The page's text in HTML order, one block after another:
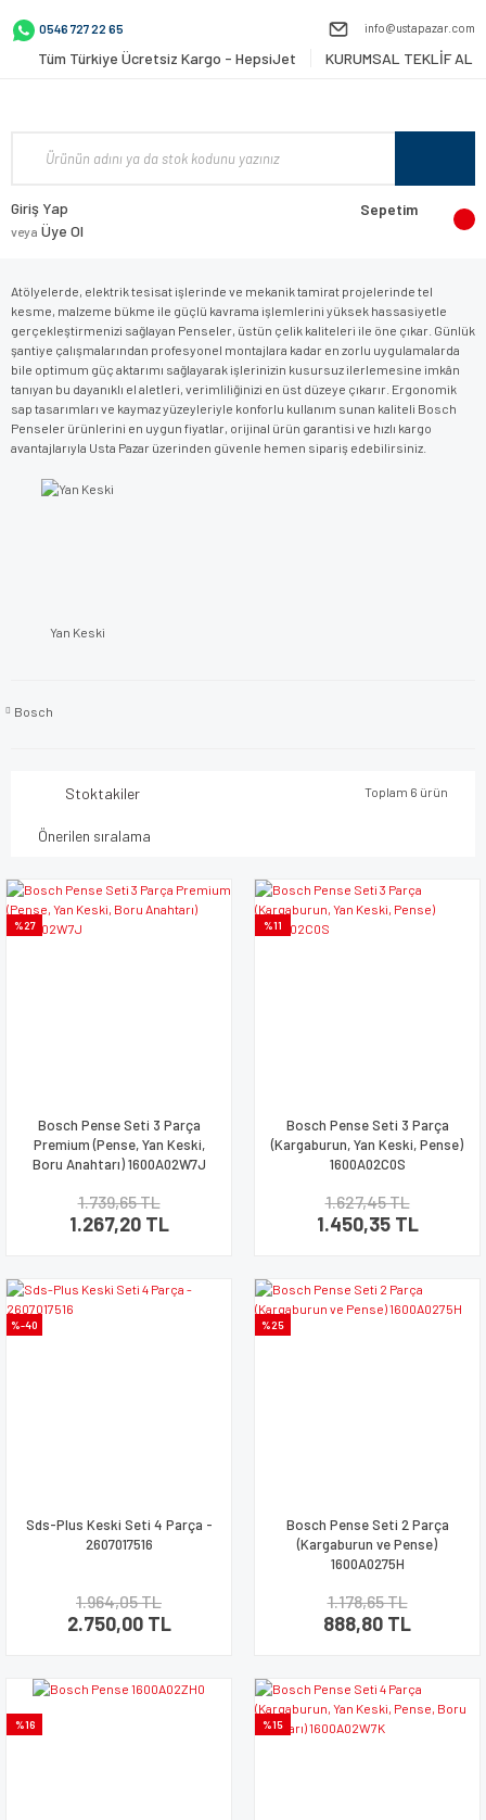
0546 727 22 65 info@ustapazar.com
Tüm Türkiye Ücretsiz Kargo - HepsiJet KURUMSAL TEKLİF AL
Giriş Yap
veya Üye Ol
Sepetim
Atölyelerde, elektrik tesisat işlerinde ve mekanik tamirat projelerinde tel
kesme, malzeme bükme ile güçlü kavrama işlemlerini yüksek hassasiyetle
gerçekleştirmenizi sağlayan Penseler, üstün çelik kaliteleri ile öne çıkar. Günlük
şantiye çalışmalarından profesyonel montajlara kadar en zorlu uygulamalarda
bile optimum güç aktarımı sağlayarak işlerinizin kusursuz ilerlemesine imkân
tanıyan bu dayanıklı el aletleri, verimliliğinizi en üst düzeye çıkarır. Ergonomik
sap tasarımları ve kaymaz yüzeyleriyle konforlu kullanım sunan kaliteli Bosch
Penseler ürünlerini en uygun fiyatlar, orijinal ürün garantisi ve hızlı kargo
avantajlarıyla Usta Pazar üzerinden güvenle hemen sipariş edebilirsiniz.
Yan Keski
Bosch
Stoktakiler Toplam 6 ürün
%27
Bosch Pense Seti 3 Parça
Premium (Pense, Yan Keski,
Boru Anahtarı) 1600A02W7J
1.739,65 TL
1.267,20 TL
%11
Bosch Pense Seti 3 Parça
(Kargaburun, Yan Keski, Pense)
1600A02C0S
1.627,45 TL
1.450,35 TL
%-40
Sds-Plus Keski Seti 4 Parça -
2607017516
1.964,05 TL
2.750,00 TL
%25
Bosch Pense Seti 2 Parça
(Kargaburun ve Pense)
1600A0275H
1.178,65 TL
888,80 TL
%16 %15